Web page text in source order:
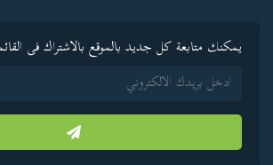
يمكنك متابعة كل جديد بالموقع بالاشتراك فى